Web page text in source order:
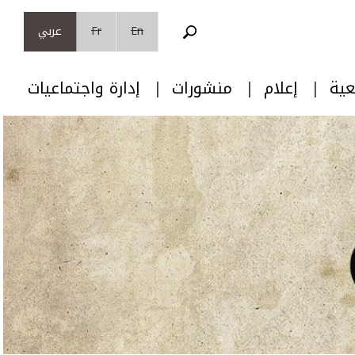
En
Fr عربي
إعلام منشورات إدارة واجتماعيات